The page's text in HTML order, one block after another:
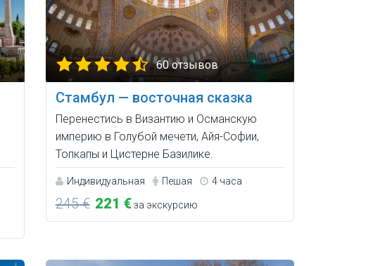
60 отзывов
Стамбул — восточная сказка
Перенестись в Византию и Османскую
империю в Голубой мечети, Айя-Софии,
Топкапы и Цистерне Базилике.
Индивидуальная Пешая 4 часа
245 € 221 €за экскурсию